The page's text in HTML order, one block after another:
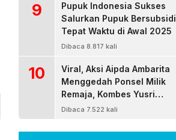
9
Pupuk Indonesia Sukses
Salurkan Pupuk Bersubsidi
Tepat Waktu di Awal 2025
Dibaca 8.817 kali
10
Viral, Aksi Aipda Ambarita
Menggedah Ponsel Milik
Remaja, Kombes Yusri
Bereaksi
Dibaca 7.522 kali